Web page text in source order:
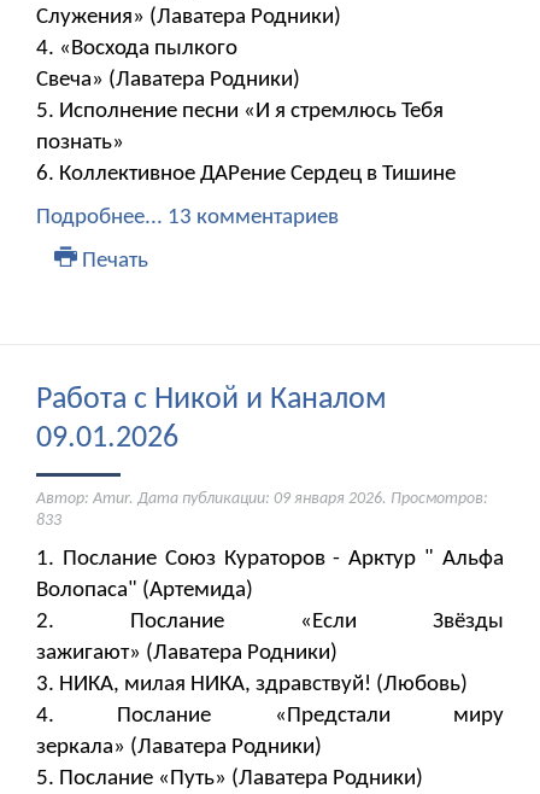
Служения» (Лаватера Родники)
4. «Восхода пылкого
Свеча» (Лаватера Родники)
5. Исполнение песни «И я стремлюсь Тебя
познать»
6. Коллективное ДАРение Сердец в Тишине
Подробнее... 13 комментариев
Печать
Работа с Никой и Каналом
09.01.2026
Автор: Amur. Дата публикации: 09 января 2026. Просмотров:
833
1. Послание Союз Кураторов - Арктур " Альфа
Волопаса" (Артемида)
2. Послание «Если Звёзды
зажигают» (Лаватера Родники)
3. НИКА, милая НИКА, здравствуй! (Любовь)
4. Послание «Предстали миру
зеркала» (Лаватера Родники)
5. Послание «Путь» (Лаватера Родники)